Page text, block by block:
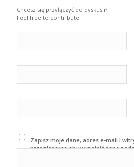
Chcesz się przyłączyć do dyskusji?
Feel free to contribute!
Zapisz moje dane, adres e-mail i
przeglądarce aby wypełnić dane